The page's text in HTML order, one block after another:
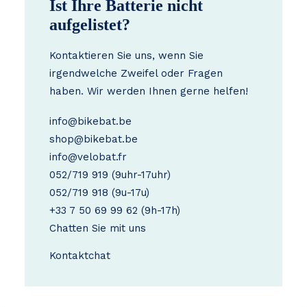
Ist Ihre Batterie nicht
aufgelistet?
Kontaktieren Sie uns, wenn Sie
irgendwelche Zweifel oder Fragen
haben. Wir werden Ihnen gerne helfen!
info@bikebat.be
shop@bikebat.be
info@velobat.fr
052/719 919 (9uhr-17uhr)
052/719 918 (9u-17u)
+33 7 50 69 99 62 (9h-17h)
Chatten Sie mit uns
Kontaktchat